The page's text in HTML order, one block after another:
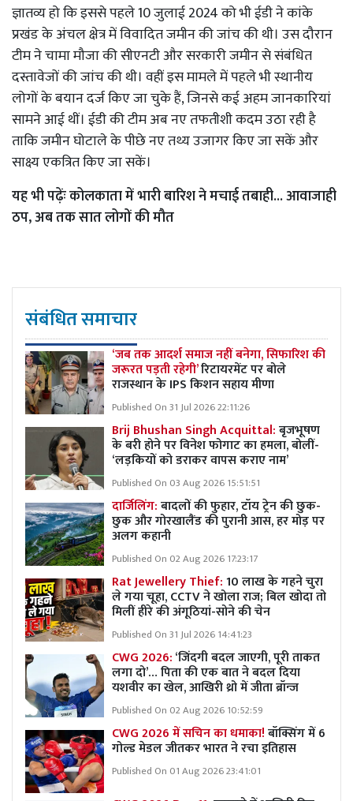
ज्ञातव्य हो कि इससे पहले 10 जुलाई 2024 को भी ईडी ने कांके
प्रखंड के अंचल क्षेत्र में विवादित जमीन की जांच की थी। उस दौरान
टीम ने चामा मौजा की सीएनटी और सरकारी जमीन से संबंधित
दस्तावेजों की जांच की थी। वहीं इस मामले में पहले भी स्थानीय
लोगों के बयान दर्ज किए जा चुके हैं, जिनसे कई अहम जानकारियां
सामने आई थीं। ईडी की टीम अब नए तफतीशी कदम उठा रही है
ताकि जमीन घोटाले के पीछे नए तथ्य उजागर किए जा सकें और
साक्ष्य एकत्रित किए जा सकें।
यह भी पढ़ेंःकोलकाता में भारी बारिश ने मचाई तबाही... आवाजाही
ठप, अब तक सात लोगों की मौत
संबंधित समाचार
‘जब तक आदर्श समाज नहीं बनेगा, सिफारिश की
जरूरत पड़ती रहेगी’रिटायरमेंट पर बोले
राजस्थान के IPS किशन सहाय मीणा
Published On 31 Jul 2026 22:11:26
Brij Bhushan Singh Acquittal:बृजभूषण
के बरी होने पर विनेश फोगाट का हमला, बोलीं-
‘लड़कियों को डराकर वापस कराए नाम’
Published On 03 Aug 2026 15:51:51
दार्जिलिंग:बादलों की फुहार, टॉय ट्रेन की छुक-
छुक और गोरखालैंड की पुरानी आस, हर मोड़ पर
अलग कहानी
Published On 02 Aug 2026 17:23:17
Rat Jewellery Thief:10 लाख के गहने चुरा
ले गया चूहा, CCTV ने खोला राज; बिल खोदा तो
मिलीं हीरे की अंगूठियां-सोने की चेन
Published On 31 Jul 2026 14:41:23
CWG 2026:‘जिंदगी बदल जाएगी, पूरी ताकत
लगा दो’… पिता की एक बात ने बदल दिया
यशवीर का खेल, आखिरी थ्रो में जीता ब्रॉन्ज
Published On 02 Aug 2026 10:52:59
CWG 2026 में सचिन का धमाका!बॉक्सिंग में 6
गोल्ड मेडल जीतकर भारत ने रचा इतिहास
Published On 01 Aug 2026 23:41:01